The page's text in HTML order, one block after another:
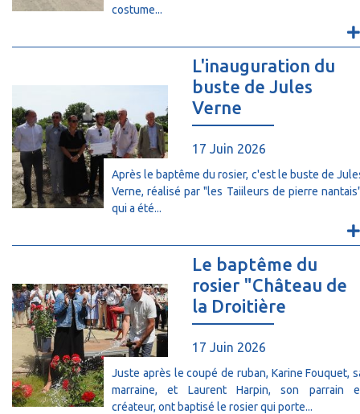
costume...
L'inauguration du
buste de Jules
Verne
17 Juin 2026
Après le baptême du rosier, c'est le buste de
Verne, réalisé par "les Taiileurs de pierre
qui a été...
Le baptême du
rosier "Château de
la Droitière
17 Juin 2026
Juste après le coupé de ruban, Karine Fouquet,
marraine, et Laurent Harpin, son parrain
créateur, ont baptisé le rosier qui porte...